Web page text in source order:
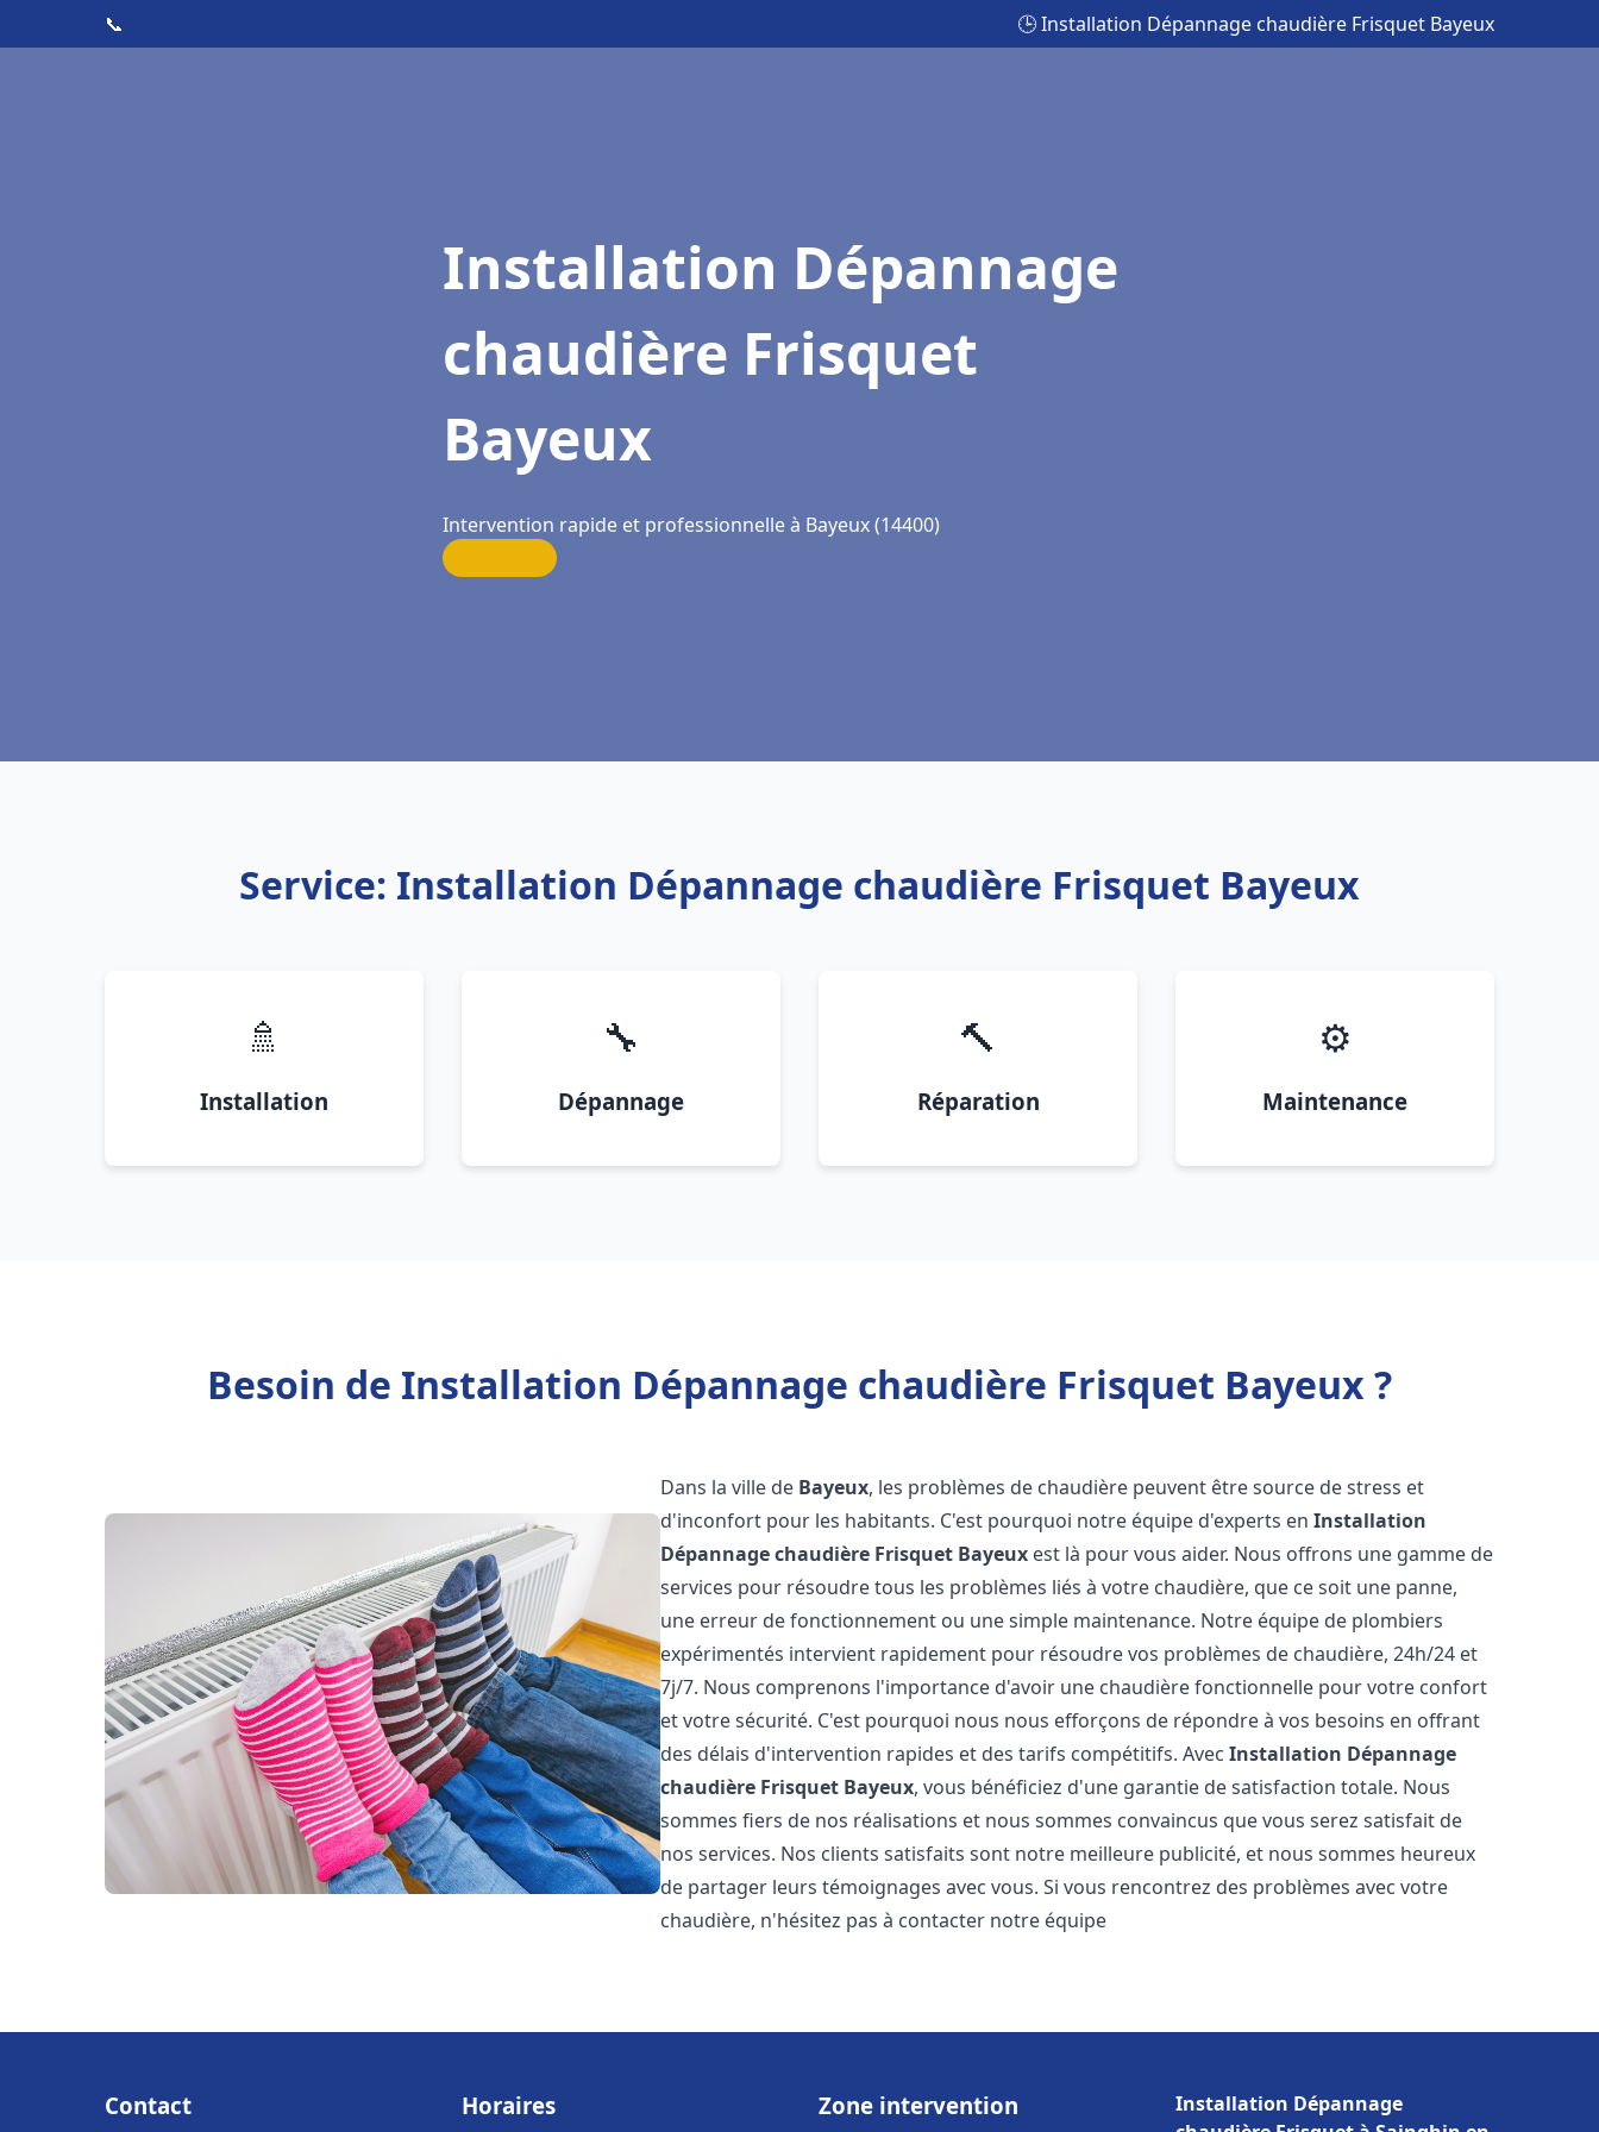
📞 🕒 Installation Dépannage chaudière Frisquet Bayeux
Installation Dépannage
chaudière Frisquet
Bayeux
Intervention rapide et professionnelle à Bayeux (14400)
Service: Installation Dépannage chaudière Frisquet Bayeux
🚿
Installation
🔧
Dépannage
🔨
Réparation
⚙️
Maintenance
Besoin de Installation Dépannage chaudière Frisquet Bayeux ?
Dans la ville de Bayeux, les problèmes de chaudière peuvent être source de stress et
d'inconfort pour les habitants. C'est pourquoi notre équipe d'experts enInstallation
Dépannage chaudière Frisquet Bayeux est là pour vous aider. Nous offrons une gamme de
services pour résoudre tous les problèmes liés à votre chaudière, que ce soit une panne,
une erreur de fonctionnement ou une simple maintenance. Notre équipe de plombiers
expérimentés intervient rapidement pour résoudre vos problèmes de chaudière, 24h/24 et
7j/7. Nous comprenons l'importance d'avoir une chaudière fonctionnelle pour votre confort
et votre sécurité. C'est pourquoi nous nous efforçons de répondre à vos besoins en offrant
des délais d'intervention rapides et des tarifs compétitifs. AvecInstallation Dépannage
chaudière Frisquet Bayeux, vous bénéficiez d'une garantie de satisfaction totale. Nous
sommes fiers de nos réalisations et nous sommes convaincus que vous serez satisfait de
nos services. Nos clients satisfaits sont notre meilleure publicité, et nous sommes heureux
de partager leurs témoignages avec vous. Si vous rencontrez des problèmes avec votre
chaudière, n'hésitez pas à contacter notre équipe
Contact Horaires Zone intervention
Installation Dépannage